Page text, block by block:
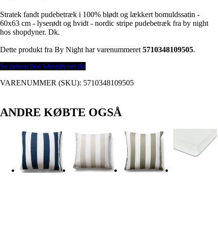
Stratek fandt pudebetræk i 100% blødt og lækkert bomuldssatin -
60x63 cm - lyserødt og hvidt - nordic stripe pudebetræk fra by night
hos shopdyner. Dk.
Dette produkt fra By Night har varenummeret 5710348109505.
Se prisen hos Shopdyner.dk
VARENUMMER (SKU): 5710348109505
ANDRE KØBTE OGSÅ